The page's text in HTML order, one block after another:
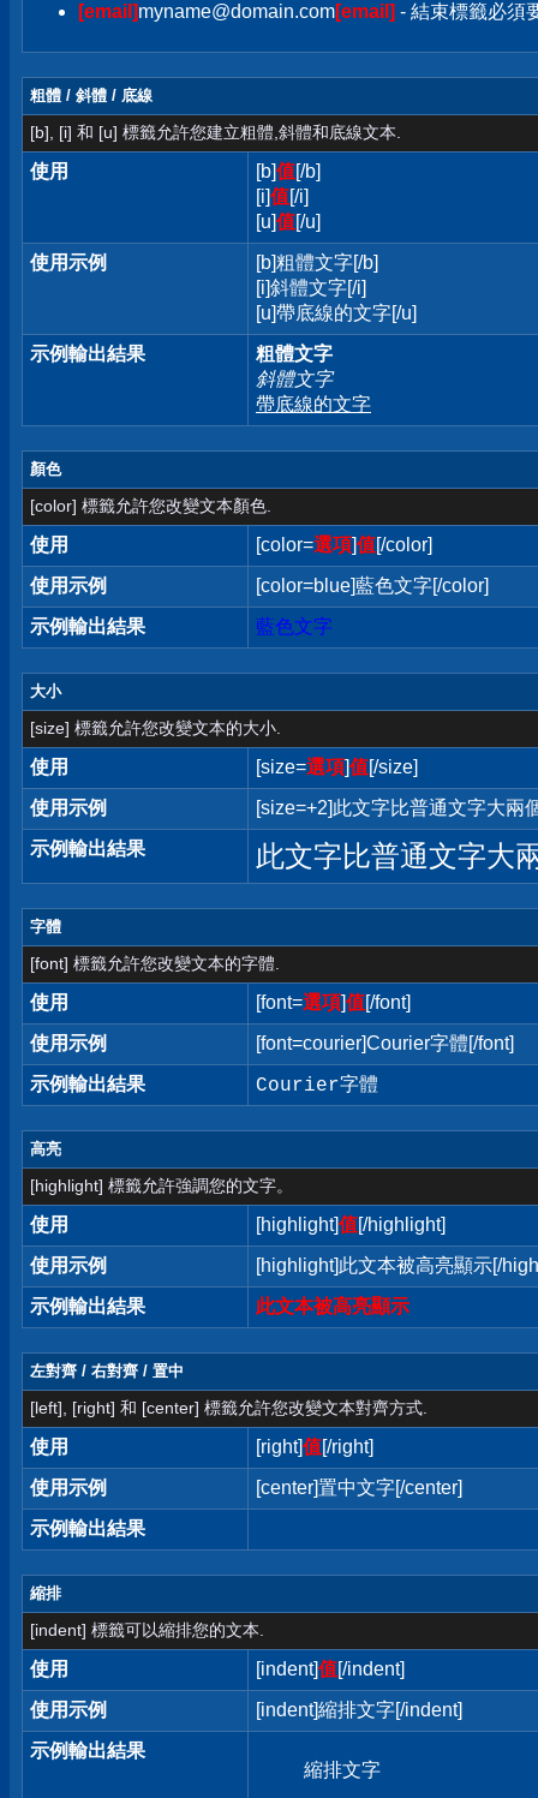
[email]myname@domain.com[email] - 結束標籤必須
粗體 / 斜體 / 底線
[b], [i] 和 [u] 標籤允許您建立粗體,斜體和底線文本.
使用 [b]值[/b]
[i]值[/i]
[u]值[/u]
使用示例
[b]粗體文字[/b]
[i]斜體文字[/i]
[u]帶底線的文字[/u]
示例輸出結果
粗體文字
斜體文字
帶底線的文字
顏色
[color] 標籤允許您改變文本顏色.
使用 [color=選項]值[/color]
使用示例
[color=blue]藍色文字[/color]
示例輸出結果
藍色文字
大小
[size] 標籤允許您改變文本的大小.
使用 [size=選項]值[/size]
使用示例
[size=+2]此文字比普通文字大兩
示例輸出結果
此文字比普通文字大
字體
[font] 標籤允許您改變文本的字體.
使用 [font=選項]值[/font]
使用示例
[font=courier]Courier字體[/font]
示例輸出結果
Courier字體
高亮
[highlight] 標籤允許強調您的文字。
使用 [highlight]值[/highlight]
使用示例
[highlight]此文本被高亮顯示[/
示例輸出結果
此文本被高亮顯示
左對齊 / 右對齊 / 置中
[left], [right] 和 [center] 標籤允許您改變文本對齊方式.
使用 [right]值[/right]
使用示例
[center]置中文字[/center]
示例輸出結果
縮排
[indent] 標籤可以縮排您的文本.
使用 [indent]值[/indent]
使用示例
[indent]縮排文字[/indent]
示例輸出結果
縮排文字